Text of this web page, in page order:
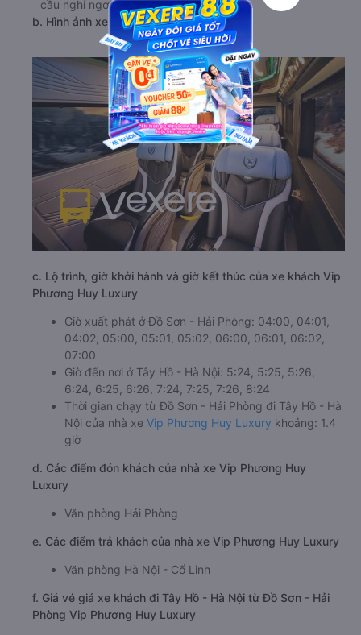
cầu nghỉ ngơi, thư giãn của hành khách.
b. Hình ảnh xe Vip Phương Huy Luxury
c. Lộ trình, giờ khởi hành và giờ kết thúc của xe khách Vip
Phương Huy Luxury
Giờ xuất phát ở Đồ Sơn - Hải Phòng: 04:00, 04:01,
04:02, 05:00, 05:01, 05:02, 06:00, 06:01, 06:02,
07:00
Giờ đến nơi ở Tây Hồ - Hà Nội: 5:24, 5:25, 5:26,
6:24, 6:25, 6:26, 7:24, 7:25, 7:26, 8:24
Thời gian chạy từ Đồ Sơn - Hải Phòng đi Tây Hồ - Hà
Nội của nhà xe Vip Phương Huy Luxury khoảng: 1.4
giờ
d. Các điểm đón khách của nhà xe Vip Phương Huy
Luxury
Văn phòng Hải Phòng
e. Các điểm trả khách của nhà xe Vip Phương Huy Luxury
Văn phòng Hà Nội - Cổ Linh
f. Giá vé giá xe khách đi Tây Hồ - Hà Nội từ Đồ Sơn - Hải
Phòng Vip Phương Huy Luxury